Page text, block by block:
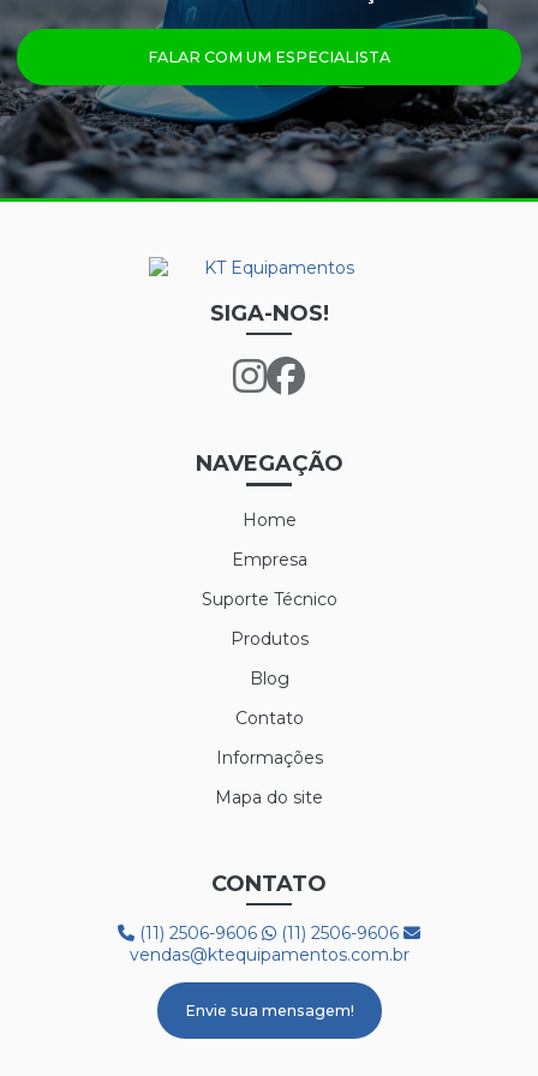
ÓCULOS
PRINCIPAIS PRODUTOS
CALÇA FRIGORÍFICA
CREME NUTRIEX GRUPO 3
GRAFATEX ARAMIDA 1511
LUVA NYLON PARA CAMARA FRIA
LUVA POLIFLEX BRANCA
MEIÃO EM LÃ PARA CAMARA FRIA
PROTETOR AUDITIVO AGENA SPR
BOTA 50C32 FRIG
BOTA COM FORRO LÃ REF. HGS
BOTA PVC COM FORRO DE LÃ
FALAR COM UM ESPECIALISTA
SIGA-NOS!
NAVEGAÇÃO
Home
Empresa
Suporte Técnico
Produtos
Blog
Contato
Informações
Mapa do site
CONTATO
(11) 2506-9606
(11) 2506-9606
vendas@ktequipamentos.com.br
Envie sua mensagem!